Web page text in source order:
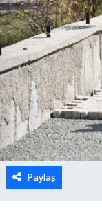
Paylaş
Eğitim
Ekonomi
Emet
Foto Galeri
Gediz